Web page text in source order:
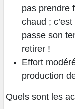
pas prendre
chaud ;
passe son
retirer !
Effort
production
Quels sont les